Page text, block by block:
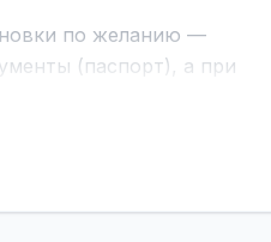
по желанию —
(паспорт), а при
отопление, зарядка